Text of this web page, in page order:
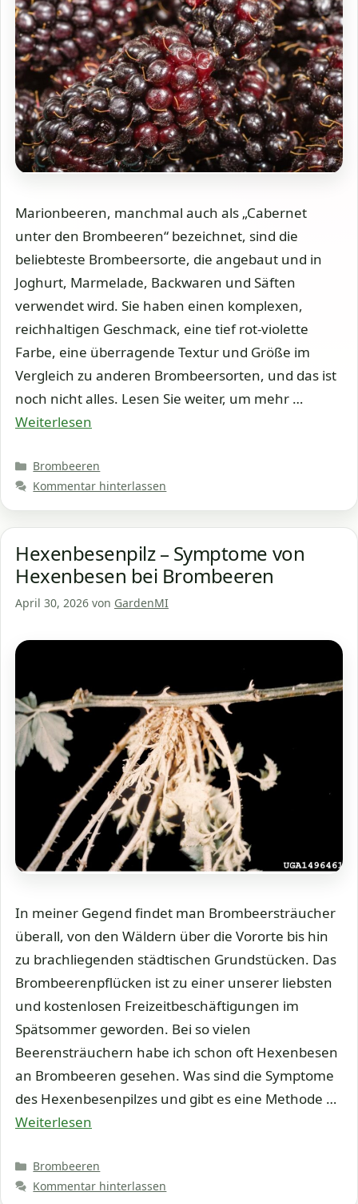
Marionbeeren, manchmal auch als „Cabernet
unter den Brombeeren“ bezeichnet, sind die
beliebteste Brombeersorte, die angebaut und in
Joghurt, Marmelade, Backwaren und Säften
verwendet wird. Sie haben einen komplexen,
reichhaltigen Geschmack, eine tief rot-violette
Farbe, eine überragende Textur und Größe im
Vergleich zu anderen Brombeersorten, und das ist
noch nicht alles. Lesen Sie weiter, um mehr …
Weiterlesen
Kategorien
Brombeeren
Kommentar hinterlassen
Hexenbesenpilz – Symptome von
Hexenbesen bei Brombeeren
April 30, 2026 von GardenMI
In meiner Gegend findet man Brombeersträucher
überall, von den Wäldern über die Vororte bis hin
zu brachliegenden städtischen Grundstücken. Das
Brombeerenpflücken ist zu einer unserer liebsten
und kostenlosen Freizeitbeschäftigungen im
Spätsommer geworden. Bei so vielen
Beerensträuchern habe ich schon oft Hexenbesen
an Brombeeren gesehen. Was sind die Symptome
des Hexenbesenpilzes und gibt es eine Methode …
Weiterlesen
Kategorien
Brombeeren
Kommentar hinterlassen